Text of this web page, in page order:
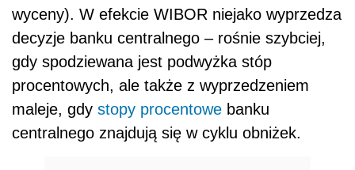
wyceny). W efekcie WIBOR niejako wyprzedza
decyzje banku centralnego – rośnie szybciej,
gdy spodziewana jest podwyżka stóp
procentowych, ale także z wyprzedzeniem
maleje, gdy stopy procentowe banku
centralnego znajdują się w cyklu obniżek.